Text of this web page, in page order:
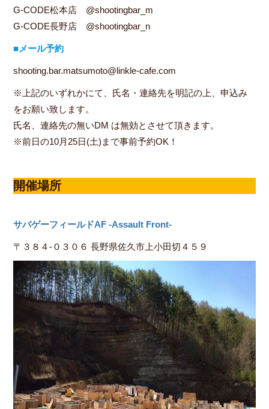
G-CODE松本店 @shootingbar_m
G-CODE長野店 @shootingbar_n
■メール予約
shooting.bar.matsumoto@linkle-cafe.com
※上記のいずれかにて、氏名・連絡先を明記の上、申込み
をお願い致します。
氏名、連絡先の無いDM は無効とさせて頂きます。
※前日の10月25日(土)まで事前予約OK！
開催場所
サバゲーフィールドAF -Assault Front-
〒３８４-０３０６ 長野県佐久市上小田切４５９